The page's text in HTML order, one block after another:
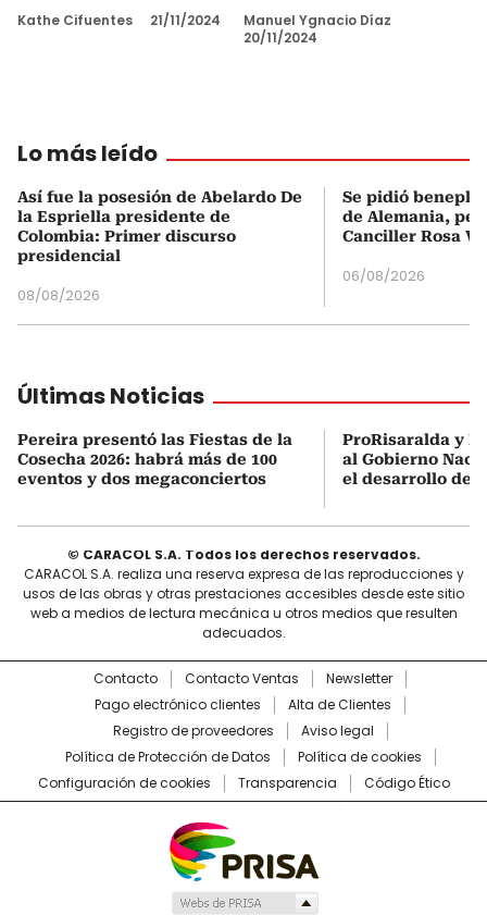
Kathe Cifuentes 21/11/2024
Manuel Ygnacio Díaz
20/11/2024
Lo más leído
Así fue la posesión de Abelardo De
la Espriella presidente de
Colombia: Primer discurso
presidencial
08/08/2026
Se pidió
de Alemania,
Canciller Rosa
06/08/2026
Últimas Noticias
Pereira presentó las Fiestas de la
Cosecha 2026: habrá más de 100
eventos y dos megaconciertos
ProRisaralda y
al Gobierno
el desarrollo
© CARACOL S.A. Todos los derechos reservados.
CARACOL S.A. realiza una reserva expresa de las reproducciones y
usos de las obras y otras prestaciones accesibles desde este sitio
web a medios de lectura mecánica u otros medios que resulten
adecuados.
Contacto Contacto Ventas
Newsletter
Pago electrónico clientes
Alta de Clientes
Registro de proveedores
Aviso legal
Política de Protección de Datos
Política de cookies
Configuración de cookies
Transparencia Código Ético